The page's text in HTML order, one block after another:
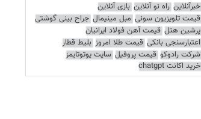
خبرآنلاین راه نو آنلاین بازی آنلاین
قیمت تلویزیون سونی مبل مینیمال جراح بینی گوشتی
پرشین هتل قیمت آهن فولاد ایرانیان
اعتبارسنجی بانکی قیمت طلا امروز بلیط قطار
شرکت رادوکو قیمت پروفیل سایت یوتوتایمز
خرید اکانت chatgpt